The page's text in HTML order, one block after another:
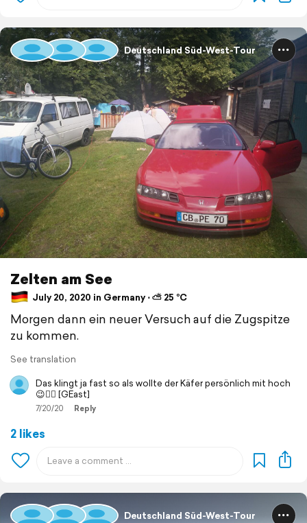
Deutschland Süd-West-Tour
Zelten am See
July 20, 2020 in Germany ⋅ ⛅ 25 °C
Morgen dann ein neuer Versuch auf die Zugspitze
zu kommen.
See translation
Das klingt ja fast so als wollte der Käfer persönlich mit hoch
😉👍🏼 [GEast]
7/20/20 Reply
2 likes
Deutschland Süd-West-Tour